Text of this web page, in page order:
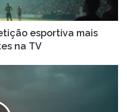
esportiva mais
na TV